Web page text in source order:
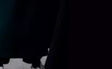
s
Extra s.r.o.
Extra s.r.o. bude s